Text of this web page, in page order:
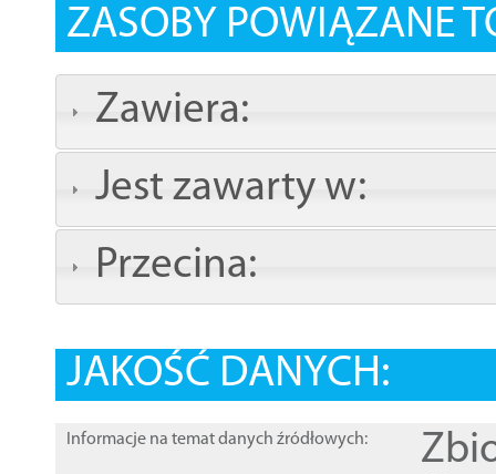
ZASOBY POWIĄZANE
Zawiera:
Jest zawarty w:
Przecina:
JAKOŚĆ DANYCH:
Informacje na temat danych źródłowych: